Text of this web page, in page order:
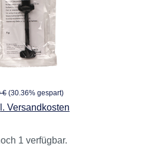
Original abweichen.
Preis:
€ (30.36% gespart)
Versandkosten
1 verfügbar.